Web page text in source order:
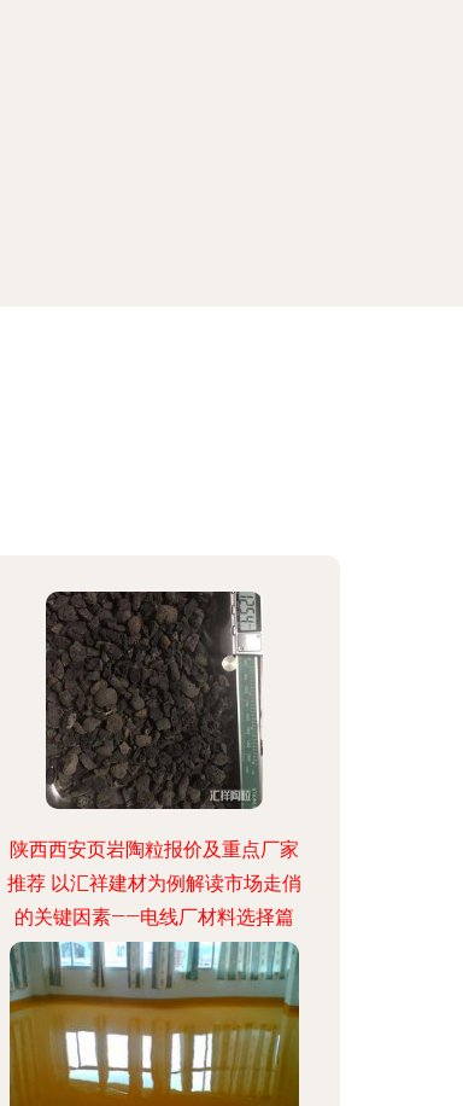
陕西西安页岩陶粒报价及重点厂家
推荐 以汇祥建材为例解读市场走俏
的关键因素——电线厂材料选择篇